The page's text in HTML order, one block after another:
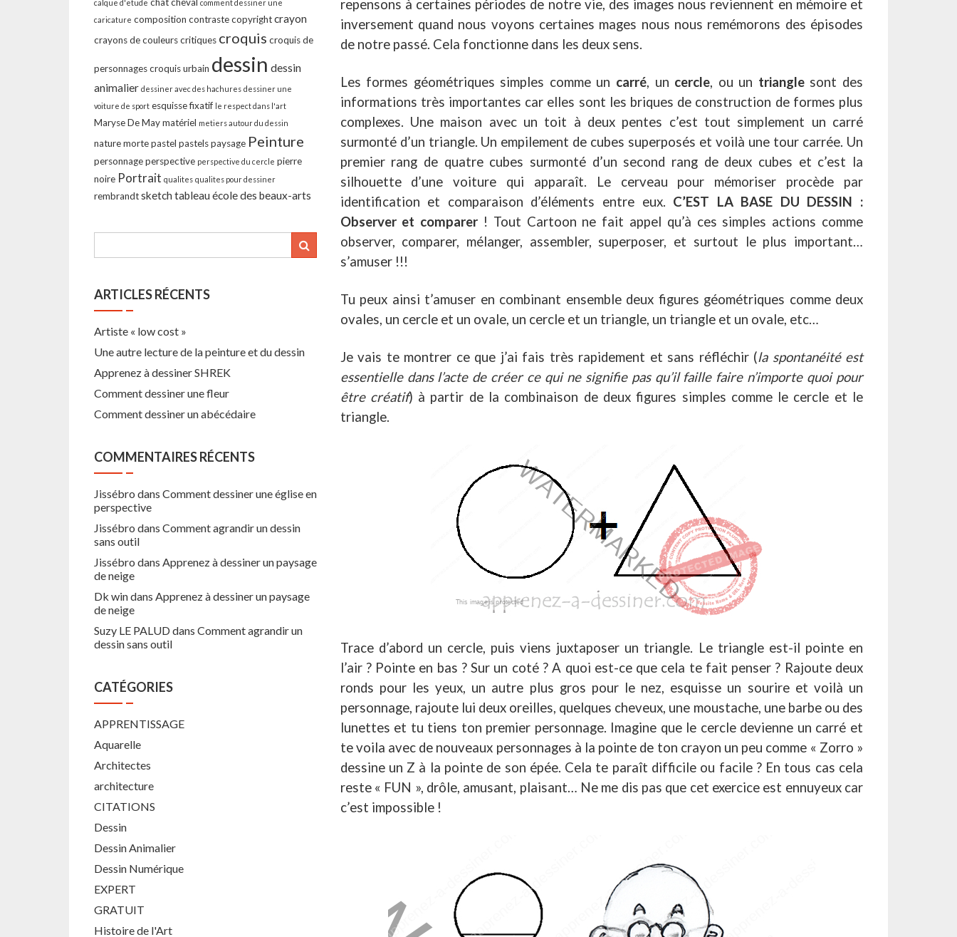
repensons à certaines périodes de notre vie, des images nous reviennent en mémoire et
inversement quand nous voyons certaines mages nous nous remémorons des épisodes
de notre passé. Cela fonctionne dans les deux sens.
Les formes géométriques simples comme un carré, un cercle, ou un trianglesont des
informations très importantes car elles sont les briques de construction de formes plus
complexes. Une maison avec un toit à deux pentes c’est tout simplement un carré
surmonté d’un triangle. Un empilement de cubes superposés et voilà une tour carrée. Un
premier rang de quatre cubes surmonté d’un second rang de deux cubes et c’est la
silhouette d’une voiture qui apparaît. Le cerveau pour mémoriser procède par
identification et comparaison d’éléments entre eux. C’EST LA BASE DU DESSIN :
Observer et comparer ! Tout Cartoon ne fait appel qu’à ces simples actions comme
observer, comparer, mélanger, assembler, superposer, et surtout le plus important…
s’amuser !!!
Tu peux ainsi t’amuser en combinant ensemble deux figures géométriques comme deux
ovales, un cercle et un ovale, un cercle et un triangle, un triangle et un ovale, etc…
Je vais te montrer ce que j’ai fais très rapidement et sans réfléchir (la spontanéité est
essentielle dans l’acte de créer ce qui ne signifie pas qu’il faille faire n’importe quoi pour
être créatif) à partir de la combinaison de deux figures simples comme le cercle et le
triangle.
Trace d’abord un cercle, puis viens juxtaposer un triangle. Le triangle est-il pointe en
l’air ? Pointe en bas ? Sur un coté ? A quoi est-ce que cela te fait penser ? Rajoute deux
ronds pour les yeux, un autre plus gros pour le nez, esquisse un sourire et voilà un
personnage, rajoute lui deux oreilles, quelques cheveux, une moustache, une barbe ou des
lunettes et tu tiens ton premier personnage. Imagine que le cercle devienne un carré et
te voila avec de nouveaux personnages à la pointe de ton crayon un peu comme « Zorro »
dessine un Z à la pointe de son épée. Cela te paraît difficile ou facile ? En tous cas cela
reste « FUN », drôle, amusant, plaisant… Ne me dis pas que cet exercice est ennuyeux car
c’est impossible !
calque d'etude
comment dessiner une
caricature composition contrastecopyrightcrayon
crayons de couleurscritiques croquis croquis de
personnagescroquis urbain dessin dessin
animalier dessiner avec des hachures dessiner une
voiture de sport esquissefixatif le respect dans l'art
Maryse De Maymatériel metiers autour du dessin
nature mortepastel pastelspaysage Peinture
personnageperspective perspective du cercle pierre
noire Portrait qualites qualites pour dessiner
rembrandtsketch tableau école des beaux-arts
ARTICLES RÉCENTS
Artiste « low cost »
Une autre lecture de la peinture et du dessin
Apprenez à dessiner SHREK
Comment dessiner une fleur
Comment dessiner un abécédaire
COMMENTAIRES RÉCENTS
Jissébro dans Comment dessiner une église en
perspective
Jissébro dans Comment agrandir un dessin
sans outil
Jissébro dans Apprenez à dessiner un paysage
de neige
Dk windans Apprenez à dessiner un paysage
de neige
Suzy LE PALUDdans Comment agrandir un
dessin sans outil
CATÉGORIES
APPRENTISSAGE
Aquarelle
Architectes
architecture
CITATIONS
Dessin
Dessin Animalier
Dessin Numérique
EXPERT
GRATUIT
Histoire de l'Art